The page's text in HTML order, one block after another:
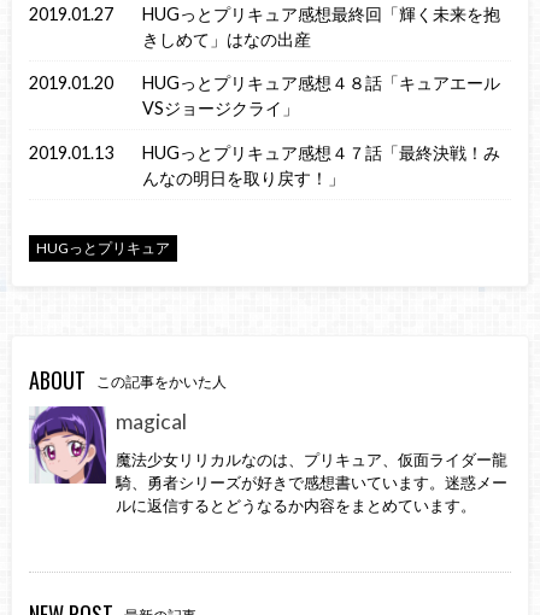
2019.01.27
HUGっとプリキュア感想最終回「輝く未来を抱
きしめて」はなの出産
2019.01.20
HUGっとプリキュア感想４８話「キュアエール
VSジョージクライ」
2019.01.13
HUGっとプリキュア感想４７話「最終決戦！み
んなの明日を取り戻す！」
HUGっとプリキュア
ABOUT この記事をかいた人
magical
魔法少女リリカルなのは、プリキュア、仮面ライダー龍
騎、勇者シリーズが好きで感想書いています。迷惑メー
ルに返信するとどうなるか内容をまとめています。